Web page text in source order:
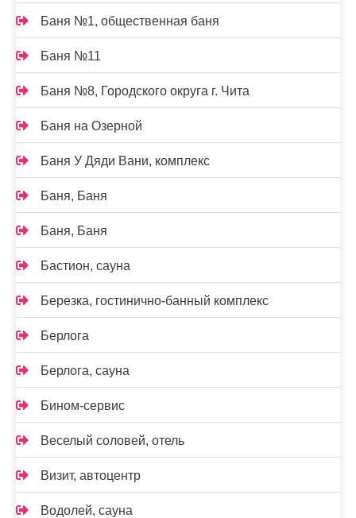
Баня №1, общественная баня
Баня №11
Баня №8, Городского округа г. Чита
Баня на Озерной
Баня У Дяди Вани, комплекс
Баня, Баня
Баня, Баня
Бастион, сауна
Березка, гостинично-банный комплекс
Берлога
Берлога, сауна
Бином-сервис
Веселый соловей, отель
Визит, автоцентр
Водолей, сауна